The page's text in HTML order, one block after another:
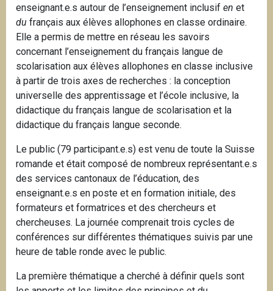
enseignant.e.s autour de l’enseignement inclusif en et
du français aux élèves allophones en classe ordinaire.
Elle a permis de mettre en réseau les savoirs
concernant l’enseignement du français langue de
scolarisation aux élèves allophones en classe inclusive
à partir de trois axes de recherches : la conception
universelle des apprentissage et l’école inclusive, la
didactique du français langue de scolarisation et la
didactique du français langue seconde.
Le public (79 participant.e.s) est venu de toute la Suisse
romande et était composé de nombreux représentant.e.s
des services cantonaux de l’éducation, des
enseignant.e.s en poste et en formation initiale, des
formateurs et formatrices et des chercheurs et
chercheuses. La journée comprenait trois cycles de
conférences sur différentes thématiques suivis par une
heure de table ronde avec le public.
La première thématique a cherché à définir quels sont